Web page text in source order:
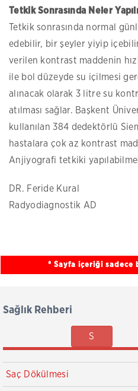
Tetkik Sonrasında Neler
Tetkik sonrasında normal
edebilir, bir şeyler yiyip
verilen kontrast maddenin
ile bol düzeyde su içilmesi
alınacak olarak 3 litre su
atılması sağlar. Başkent
kullanılan 384 dedektörlü
hastalara çok az kontrast
Anjiyografi tetkiki
DR. Feride Kural
Radyodiagnostik AD
* Sayfa içeriği sadece
Sağlık Rehberi
S
Saç Dökülmesi